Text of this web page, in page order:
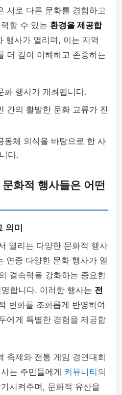
서로 다른 문화를 경험하고
할 수 있는 환경을 제공합
행사가 열리며, 이는 지역
더 깊이 이해하고 존중하는
화 행사가 개최됩니다.
간의 활발한 문화 교류가 진
동체 의식을 바탕으로 한 사
다.
화적 행사들은 어떤
의미
열리는 다양한 문화적 행사
연중 다양한 문화 행사가 열
결속력을 강화하는 중요한
합니다. 이러한 행사는 전
변화를 조화롭게 반영하여
에게 특별한 경험을 제공합
축제와 전통 게임 경연대회
는 주민들에게 커뮤니티 의
시켜주며, 문화적 유산을